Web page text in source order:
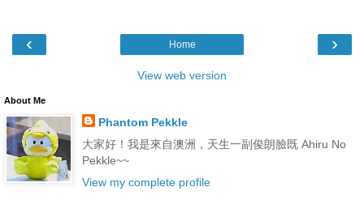
‹ ›
Home
View web version
About Me
Phantom Pekkle
大家好！我是來自澳洲，天生一副俊朗臉既 Ahiru No
Pekkle~~
View my complete profile